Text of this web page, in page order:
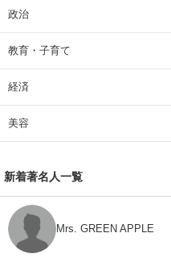
政治
教育・子育て
経済
美容
新着著名人一覧
Mrs. GREEN APPLE